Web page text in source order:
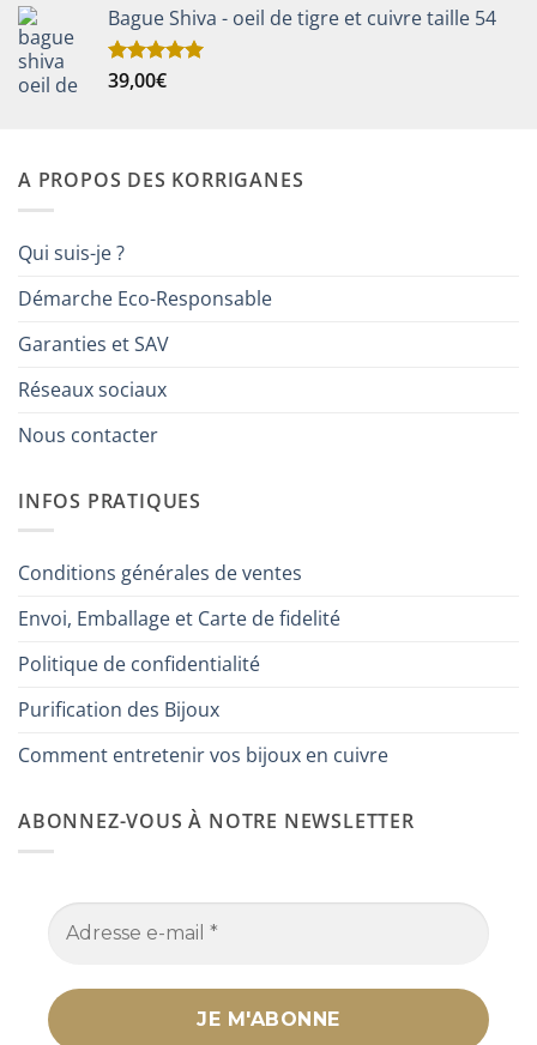
Bague Shiva - oeil de tigre et cuivre taille 54
Note5.00
39,00€
A PROPOS DES KORRIGANES
Qui suis-je ?
Démarche Eco-Responsable
Garanties et SAV
Réseaux sociaux
Nous contacter
INFOS PRATIQUES
Conditions générales de ventes
Envoi, Emballage et Carte de fidelité
Politique de confidentialité
Purification des Bijoux
Comment entretenir vos bijoux en cuivre
ABONNEZ-VOUS À NOTRE NEWSLETTER